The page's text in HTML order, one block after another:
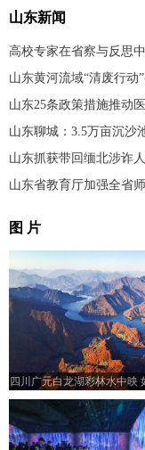
山东新闻
高校专家在省察与反思
山东黄河流域“清废行动
山东25条政策措施推动
山东聊城：3.5万亩沉沙
山东抓获带回缅北涉诈
山东省教育厅加强全省
图 片
四川广元白龙湖彩林水中映
画引人入胜